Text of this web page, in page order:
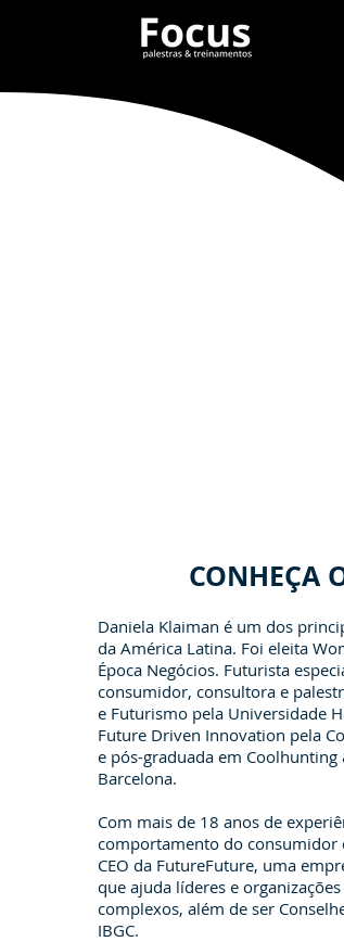
CONHEÇA
Daniela Klaiman é um dos
da América Latina. Foi eleita
Época Negócios. Futurista
consumidor, consultora e
e Futurismo pela Universidade
Future Driven Innovation pela
e pós-graduada em
Barcelona.
Com mais de 18 anos de
comportamento do consumidor
CEO da FutureFuture, uma
que ajuda líderes e
complexos, além de ser
IBGC.